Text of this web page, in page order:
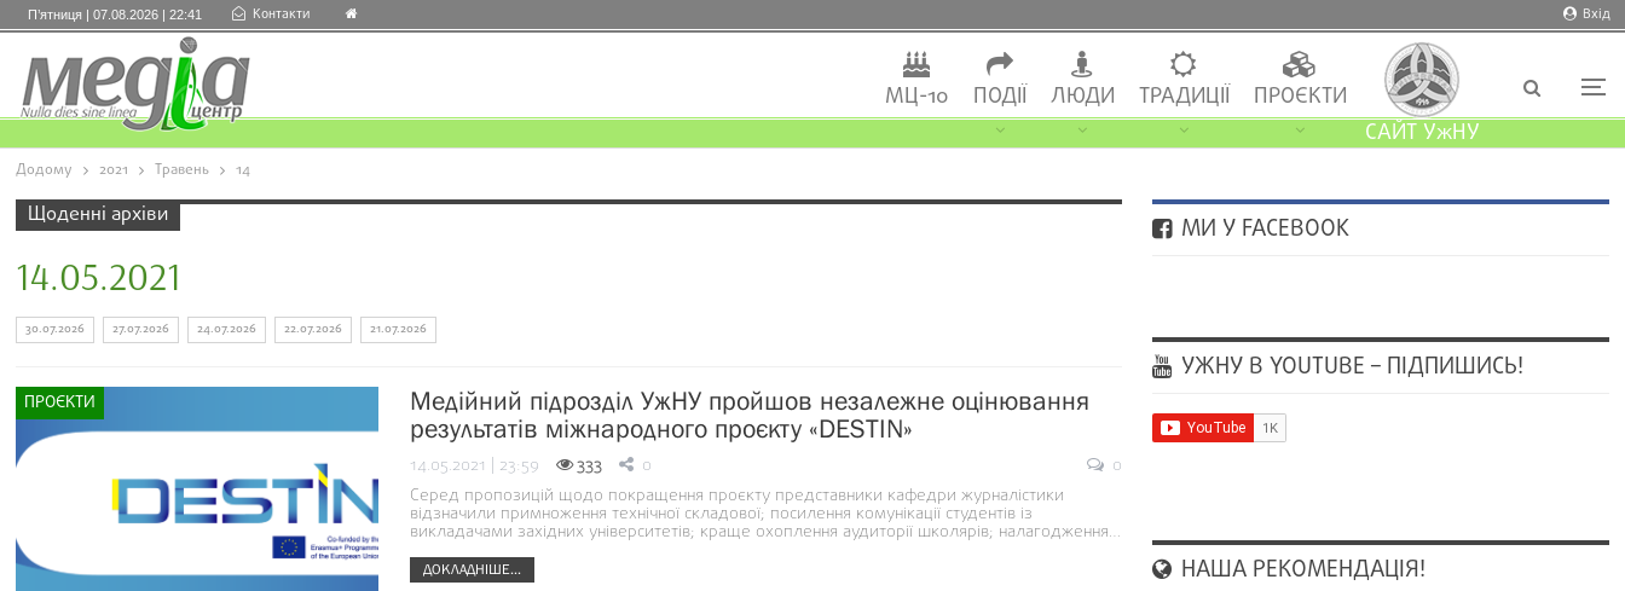
Вхід
П’ятниця | 07.08.2026 | 22:41 Контакти
МЦ-10 ПОДІЇ ЛЮДИ ТРАДИЦІЇ
ПРОЄКТИ
САЙТ УжНУ
Додому 2021 Травень 14
Щоденні архіви
14.05.2021
30.07.2026 27.07.2026 24.07.2026 22.07.2026 21.07.2026
ПРОЄКТИ
Медійний підрозділ УжНУ пройшов незалежне оцінювання
результатів міжнародного проєкту «DESTIN»
14.05.2021 | 23:59 333 0
0
Серед пропозицій щодо покращення проєкту представники кафедри журналістики
відзначили примноження технічної складової; посилення комунікації студентів із
викладачами західних університетів; краще охоплення аудиторії школярів; налагодження…
ДОКЛАДНІШЕ...
МИ У FACEBOOK
УЖНУ В YOUTUBE – ПІДПИШИСЬ!
НАША РЕКОМЕНДАЦІЯ!